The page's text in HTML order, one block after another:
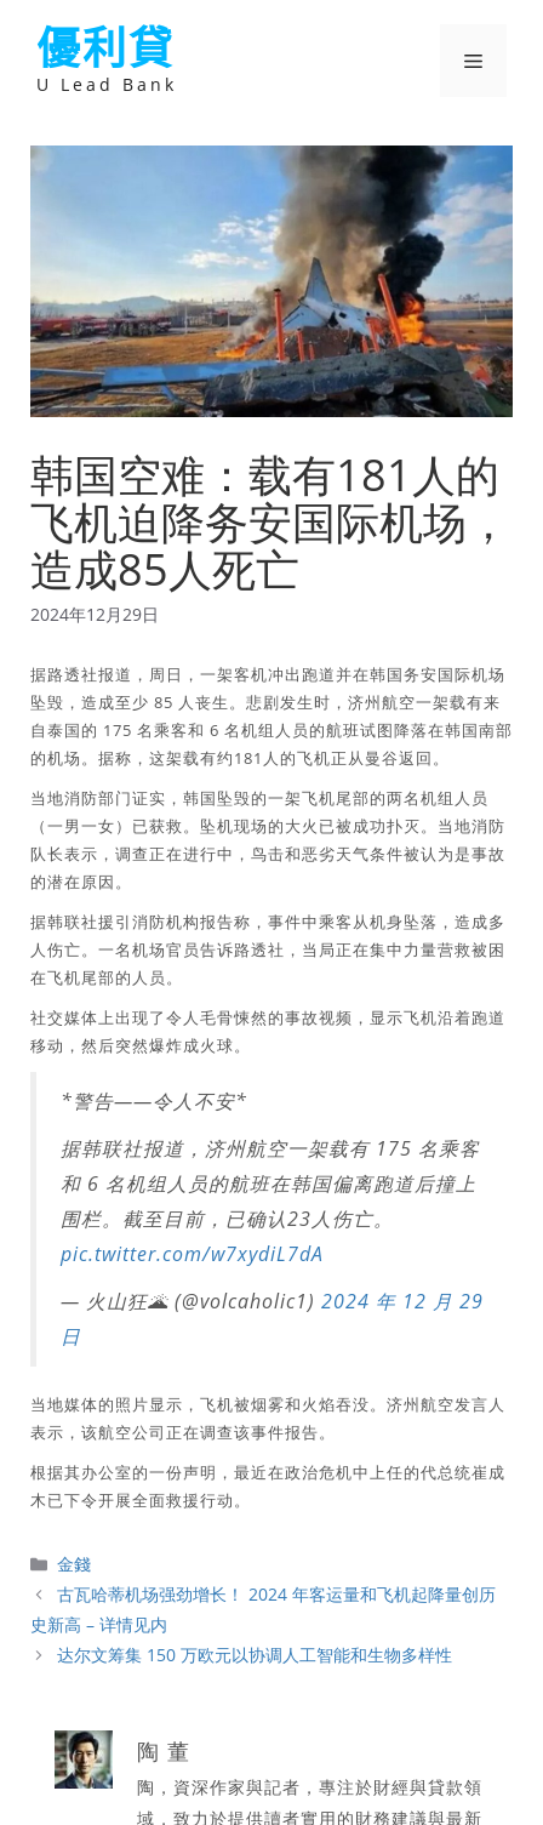
優利貸
U Lead Bank
選
韩国空难：载有181人的
飞机迫降务安国际机场，
造成85人死亡
2024年12月29日
据路透社报道，周日，一架客机冲出跑道并在韩国务安国际机场
坠毁，造成至少 85 人丧生。悲剧发生时，济州航空一架载有来
自泰国的 175 名乘客和 6 名机组人员的航班试图降落在韩国南部
的机场。据称，这架载有约181人的飞机正从曼谷返回。
当地消防部门证实，韩国坠毁的一架飞机尾部的两名机组人员
（一男一女）已获救。坠机现场的大火已被成功扑灭。当地消防
队长表示，调查正在进行中，鸟击和恶劣天气条件被认为是事故
的潜在原因。
据韩联社援引消防机构报告称，事件中乘客从机身坠落，造成多
人伤亡。一名机场官员告诉路透社，当局正在集中力量营救被困
在飞机尾部的人员。
社交媒体上出现了令人毛骨悚然的事故视频，显示飞机沿着跑道
移动，然后突然爆炸成火球。
*警告——令人不安*
据韩联社报道，济州航空一架载有 175 名乘客
和 6 名机组人员的航班在韩国偏离跑道后撞上
围栏。截至目前，已确认23人伤亡。
pic.twitter.com/w7xydiL7dA
— 火山狂🌋 (@volcaholic1) 2024 年 12 月 29
日
当地媒体的照片显示，飞机被烟雾和火焰吞没。济州航空发言人
表示，该航空公司正在调查该事件报告。
根据其办公室的一份声明，最近在政治危机中上任的代总统崔成
木已下令开展全面救援行动。
分
類
金錢
古瓦哈蒂机场强劲增长！ 2024 年客运量和飞机起降量创历
史新高 – 详情见内
达尔文筹集 150 万欧元以协调人工智能和生物多样性
陶 董
陶，資深作家與記者，專注於財經與貸款領
域，致力於提供讀者實用的財務建議與最新